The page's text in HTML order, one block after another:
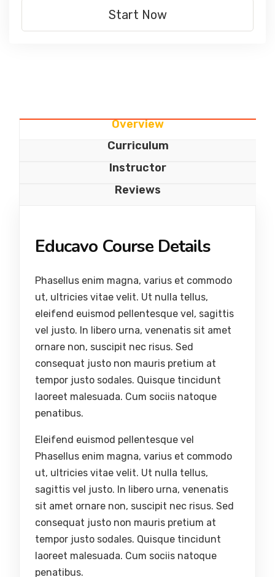
Overview
Curriculum
Instructor
Reviews
Educavo Course Details
Phasellus enim magna, varius et commodo
ut, ultricies vitae velit. Ut nulla tellus,
eleifend euismod pellentesque vel, sagittis
vel justo. In libero urna, venenatis sit amet
ornare non, suscipit nec risus. Sed
consequat justo non mauris pretium at
tempor justo sodales. Quisque tincidunt
laoreet malesuada. Cum sociis natoque
penatibus.
Eleifend euismod pellentesque vel
Phasellus enim magna, varius et commodo
ut, ultricies vitae velit. Ut nulla tellus,
sagittis vel justo. In libero urna, venenatis
sit amet ornare non, suscipit nec risus. Sed
consequat justo non mauris pretium at
tempor justo sodales. Quisque tincidunt
laoreet malesuada. Cum sociis natoque
penatibus.
Start Now